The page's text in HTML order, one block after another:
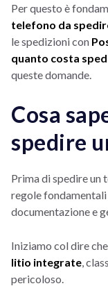
Per questo è
telefono da
le spedizioni con
quanto costa
queste domande.
Cosa
spedire
Prima di spedire un
regole fondamentali
documentazione e
Iniziamo col dire
litio integrate ,
pericoloso.